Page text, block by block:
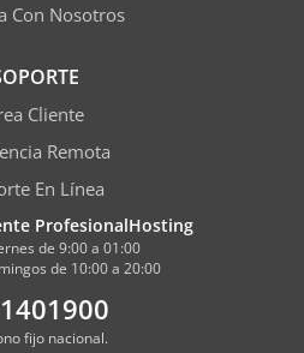
Con Nosotros
Cliente
Remota
En Línea
ProfesionalHosting
de 9:00 a 01:00
de 10:00 a 20:00
fijo nacional.